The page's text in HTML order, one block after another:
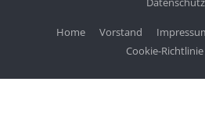
Home Vorstand
Cookie-Richtlinie